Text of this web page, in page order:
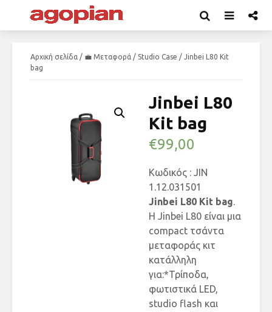
Αρχική σελίδα / 💼 Μεταφορά / Studio Case / Jinbei L80 Kit
bag
Jinbei L80
Kit bag
€99,00
Κωδικός : JIN
1.12.031501
Jinbei L80 Kit bag.
Η Jinbei L80 είναι μια
compact τσάντα
μεταφοράς κιτ
κατάλληλη
για:*Τρίποδα,
φωτιστικά LED,
studio flash και